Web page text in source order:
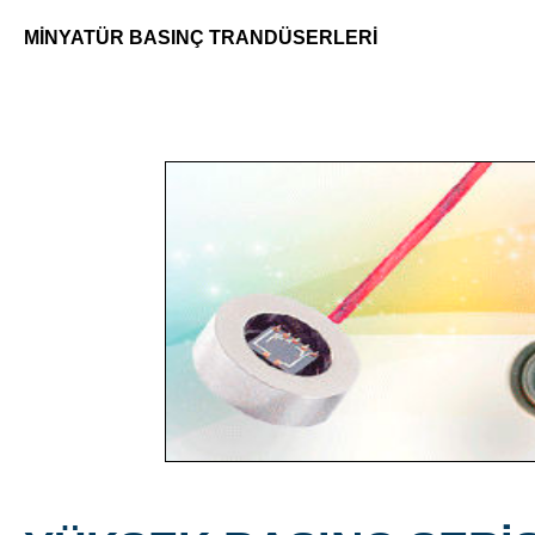
MİNYATÜR BASINÇ TRANDÜSERLERİ